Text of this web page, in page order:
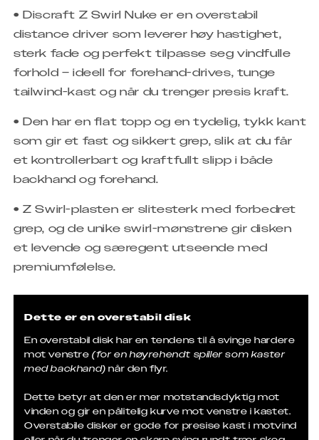
2025
2025
• Discraft Z Swirl Nuke er en overstabil
distance driver som leverer høy hastighet,
sterk fade og perfekt tilpasse seg vindfulle
forhold – ideell for forehand-drives, tunge
tailwind-kast og når du trenger presis kraft.
• Den har en flat topp og en tydelig, tykk kant
som gir et fast og sikkert grep, slik at du får
et kontrollerbart og kraftfullt slipp i både
backhand og forehand.
• Z Swirl-plasten er slitesterk med forbedret
grep, og de unike swirl-mønstrene gir disken
et levende og særegent utseende med
premiumfølelse.
Dette er en overstabil disk
En overstabil disk har en tendens til å svinge hardere
mot venstre(for en høyrehendt spiller som kaster
med backhand) når den flyr.
Dette betyr at den er mer motstandsdyktig mot
vinden og gir en pålitelig kurve mot venstre i kastet.
Overstabile disker er gode for presise kast i motvind